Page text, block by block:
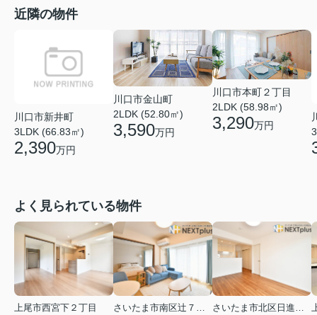
近隣の物件
川口市新井町
3LDK (66.83㎡)
2,390万円
川口市金山町
2LDK (52.80㎡)
3,590万円
川口市本町２丁目
2LDK (58.98㎡)
3,290万円
よく見られている物件
上尾市西宮下２丁目
さいたま市南区辻７丁目
さいたま市北区日進町２丁目